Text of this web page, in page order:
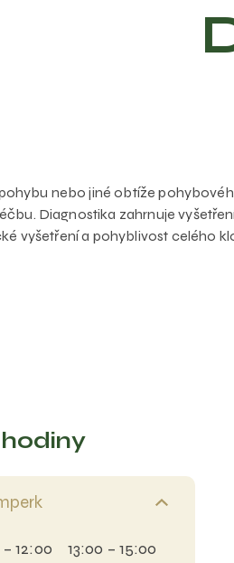
nebo jiné obtíže
Diagnostika zahrnuje
vyšetření a pohyblivost celého
12:00 13:00 – 15:00